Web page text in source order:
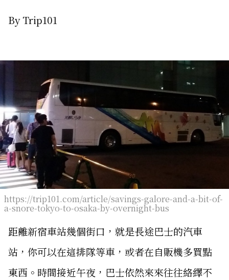
By Trip101
https://trip101.com/article/savings-galore-and-a-bit-of-
a-snore-tokyo-to-osaka-by-overnight-bus
距離新宿車站幾個街口，就是長途巴士的汽車
站，你可以在這排隊等車，或者在自販機多買點
東西。時間接近午夜，巴士依然來來往往絡繹不